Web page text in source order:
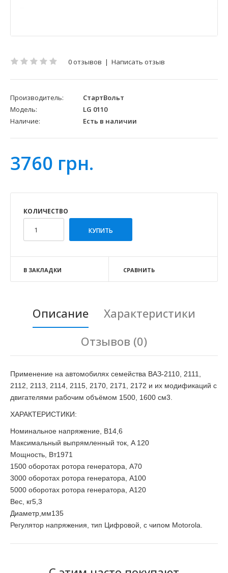
0 отзывов | Написать отзыв
Производитель:
СтартВольт
Модель:
LG 0110
Наличие:
Есть в наличии
3760 грн.
КОЛИЧЕСТВО
В ЗАКЛАДКИ СРАВНИТЬ
Описание
Характеристики
Отзывов (0)
Применение на автомобилях семейства ВАЗ-2110, 2111,
2112, 2113, 2114, 2115, 2170, 2171, 2172 и их модификаций с
двигателями рабочим объёмом 1500, 1600 см3
ХАРАКТЕРИСТИКИ:
Номинальное напряжение, В14,6
Максимальный выпрямленный ток, A 120
Мощность, Вт1971
1500 оборотах ротора генератора, A70
3000 оборотах ротора генератора, A100
5000 оборотах ротора генератора, A120
Вес, кг5,3
Диаметр,мм135
Регулятор напряжения, тип Цифровой, с чипом Motorola.